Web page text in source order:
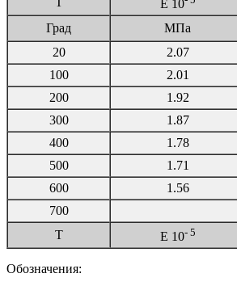
E 10
Град МПа
20
2.07
100
2.01
200
1.92
300
1.87
400
1.78
500
1.71
600
1.56
700
T
E 10- 5
Обозначения: